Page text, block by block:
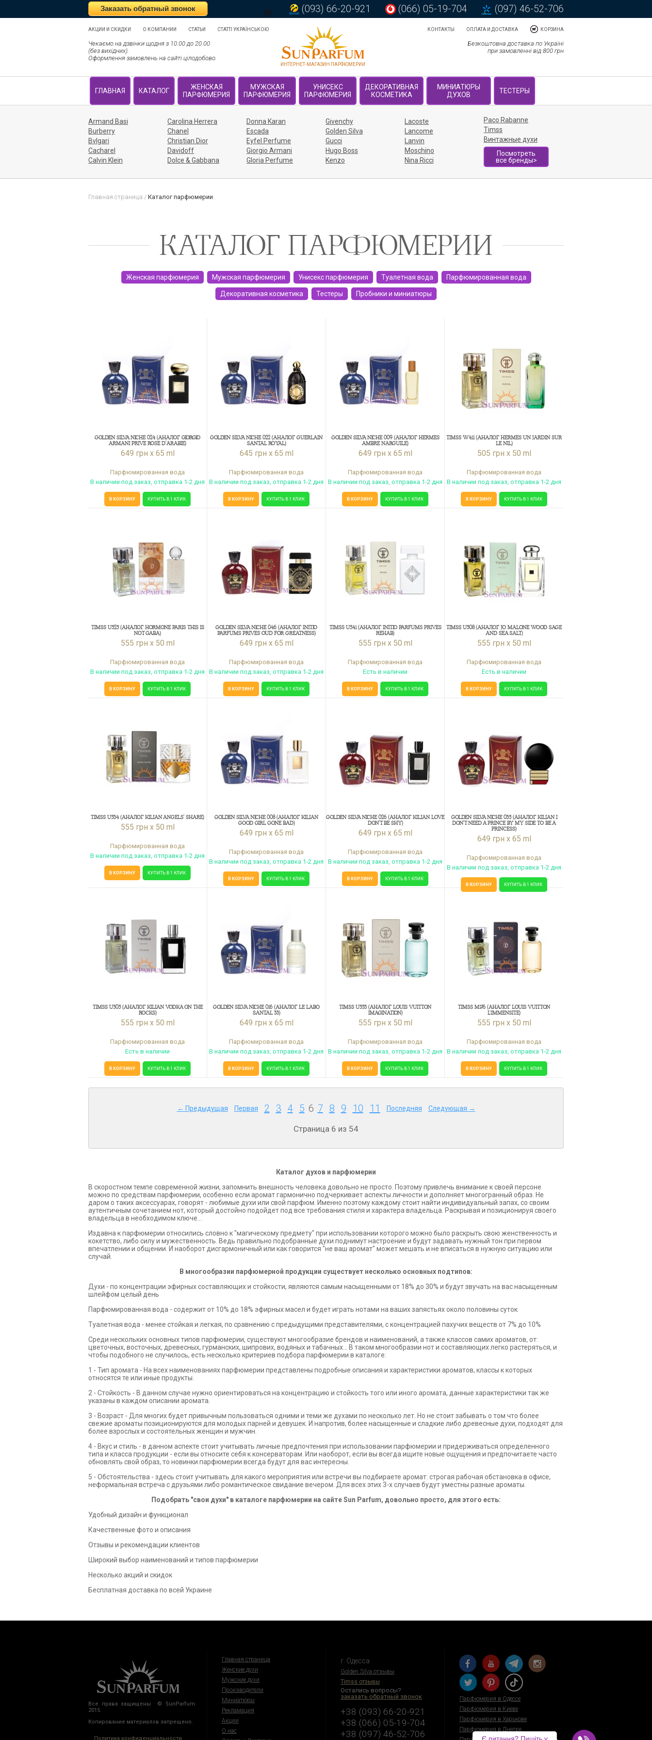
Заказать обратный звонок (093) 66-20-921 (066) 05-19-704 (097) 46-52-706
ИНТЕРНЕТ-МАГАЗИН ПАРФЮМЕРИИ
АКЦИИ И СКИДКИ О КОМПАНИИ СТАТЬИ СТАТТІ УКРАЇНСЬКОЮ
Чекаємо на дзвінки щодня з 10.00 до 20.00
(без вихідних).
Оформлення замовлень на сайті цілодобово.
КОНТАКТЫ ОПЛАТА И ДОСТАВКА КОРЗИНА
Безкоштовна доставка по Україні
при замовленні від 800 грн
ГЛАВНАЯ КАТАЛОГ
ЖЕНСКАЯ
ПАРФЮМЕРИЯ
МУЖСКАЯ
ПАРФЮМЕРИЯ
УНИСЕКС
ПАРФЮМЕРИЯ
ДЕКОРАТИВНАЯ
КОСМЕТИКА
МИНИАТЮРЫ
ДУХОВ
ТЕСТЕРЫ
Armand Basi
Burberry
Bvlgari
Cacharel
Calvin Klein
Carolina Herrera
Chanel
Christian Dior
Davidoff
Dolce & Gabbana
Donna Karan
Escada
Eyfel Perfume
Giorgio Armani
Gloria Perfume
Givenchy
Golden Silva
Gucci
Hugo Boss
Kenzo
Lacoste
Lancome
Lanvin
Moschino
Nina Ricci
Paco Rabanne
Timss
Винтажные духи
Посмотреть
все бренды>
Главная страница / Каталог парфюмерии
КАТАЛОГ ПАРФЮМЕРИИ
Женская парфюмерия Мужская парфюмерия Унисекс парфюмерия Туалетная вода Парфюмированная вода
Декоративная косметика Тестеры Пробники и миниатюры
GOLDEN SILVA NICHE 024 (АНАЛОГ GIORGIO
ARMANI PRIVE ROSE D'ARABIE)
649 грн x 65 ml
Парфюмированная вода
В наличии под заказ, отправка 1-2 дня
В КОРЗИНУ КУПИТЬ В 1 КЛИК
GOLDEN SILVA NICHE 022 (АНАЛОГ GUERLAIN
SANTAL ROYAL)
645 грн x 65 ml
Парфюмированная вода
В наличии под заказ, отправка 1-2 дня
В КОРЗИНУ КУПИТЬ В 1 КЛИК
GOLDEN SILVA NICHE 009 (АНАЛОГ HERMES
AMBRE NARGUILE)
649 грн x 65 ml
Парфюмированная вода
В наличии под заказ, отправка 1-2 дня
В КОРЗИНУ КУПИТЬ В 1 КЛИК
TIMSS W411 (АНАЛОГ HERMES UN JARDIN SUR
LE NIL)
505 грн x 50 ml
Парфюмированная вода
В наличии под заказ, отправка 1-2 дня
В КОРЗИНУ КУПИТЬ В 1 КЛИК
TIMSS U525 (АНАЛОГ HORMONE PARIS THIS IS
NOT GABA)
555 грн x 50 ml
Парфюмированная вода
В наличии под заказ, отправка 1-2 дня
В КОРЗИНУ КУПИТЬ В 1 КЛИК
GOLDEN SILVA NICHE 046 (АНАЛОГ INITIO
PARFUMS PRIVES OUD FOR GREATNESS)
649 грн x 65 ml
Парфюмированная вода
В наличии под заказ, отправка 1-2 дня
В КОРЗИНУ КУПИТЬ В 1 КЛИК
TIMSS U541 (АНАЛОГ INITIO PARFUMS PRIVES
REHAB)
555 грн x 50 ml
Парфюмированная вода
Есть в наличии
В КОРЗИНУ КУПИТЬ В 1 КЛИК
TIMSS U508 (АНАЛОГ JO MALONE WOOD SAGE
AND SEA SALT)
555 грн x 50 ml
Парфюмированная вода
Есть в наличии
В КОРЗИНУ КУПИТЬ В 1 КЛИК
TIMSS U534 (АНАЛОГ KILIAN ANGELS' SHARE)
555 грн x 50 ml
Парфюмированная вода
В наличии под заказ, отправка 1-2 дня
В КОРЗИНУ КУПИТЬ В 1 КЛИК
GOLDEN SILVA NICHE 008 (АНАЛОГ KILIAN
GOOD GIRL GONE BAD)
649 грн x 65 ml
Парфюмированная вода
В наличии под заказ, отправка 1-2 дня
В КОРЗИНУ КУПИТЬ В 1 КЛИК
GOLDEN SILVA NICHE 026 (АНАЛОГ KILIAN LOVE
DON'T BE SHY)
649 грн x 65 ml
Парфюмированная вода
В наличии под заказ, отправка 1-2 дня
В КОРЗИНУ КУПИТЬ В 1 КЛИК
GOLDEN SILVA NICHE 035 (АНАЛОГ KILIAN I
DON'T NEED A PRINCE BY MY SIDE TO BE A
PRINCESS)
649 грн x 65 ml
Парфюмированная вода
В наличии под заказ, отправка 1-2 дня
В КОРЗИНУ КУПИТЬ В 1 КЛИК
TIMSS U505 (АНАЛОГ KILIAN VODKA ON THE
ROCKS)
555 грн x 50 ml
Парфюмированная вода
Есть в наличии
В КОРЗИНУ КУПИТЬ В 1 КЛИК
GOLDEN SILVA NICHE 016 (АНАЛОГ LE LABO
SANTAL 33)
649 грн x 65 ml
Парфюмированная вода
В наличии под заказ, отправка 1-2 дня
В КОРЗИНУ КУПИТЬ В 1 КЛИК
TIMSS U553 (АНАЛОГ LOUIS VUITTON
IMAGINATION)
555 грн x 50 ml
Парфюмированная вода
В наличии под заказ, отправка 1-2 дня
В КОРЗИНУ КУПИТЬ В 1 КЛИК
TIMSS M176 (АНАЛОГ LOUIS VUITTON
L’IMMENSITE)
555 грн x 50 ml
Парфюмированная вода
В наличии под заказ, отправка 1-2 дня
В КОРЗИНУ КУПИТЬ В 1 КЛИК
← Предыдущая Первая 2 3 4 5 6 7 8 9 10 11 Последняя Следующая →
Страница 6 из 54
Каталог духов и парфюмерии
В скоростном темпе современной жизни, запомнить внешность человека довольно не просто. Поэтому привлечь внимание к своей персоне
можно по средствам парфюмерии, особенно если аромат гармонично подчеркивает аспекты личности и дополняет многогранный образ. Не
даром о таких аксессуарах, говорят - любимые духи или свой парфюм. Именно поэтому каждому стоит найти индивидуальный запах, со своим
аутентичным сочетанием нот, который достойно подойдет под все требования стиля и характера владельца. Раскрывая и позиционируя своего
владельца в необходимом ключе...
Издавна к парфюмерии относились словно к "магическому предмету" при использовании которого можно было раскрыть свою женственность и
кокетство, либо силу и мужественность. Ведь правильно подобранные духи поднимут настроение и будут задавать нужный тон при первом
впечатлении и общении. И наоборот дисгармоничный или как говорится "не ваш аромат" может мешать и не вписаться в нужную ситуацию или
случай.
В многообразии парфюмерной продукции существует несколько основных подтипов:
Духи - по концентрации эфирных составляющих и стойкости, являются самым насыщенными от 18% до 30% и будут звучать на вас насыщенным
шлейфом целый день
Парфюмированная вода - содержит от 10% до 18% эфирных масел и будет играть нотами на ваших запястьях около половины суток
Туалетная вода - менее стойкая и легкая, по сравнению с предыдущими представителями, с концентрацией пахучих веществ от 7% до 10%
Среди нескольких основных типов парфюмерии, существуют многообразие брендов и наименований, а также классов самих ароматов, от:
цветочных, восточных, древесных, гурманских, шипрових, водяных и табачных... В таком многообразии нот и составляющих легко растеряться, и
чтобы подобного не случилось, есть несколько критериев подбора парфюмерии в каталоге:
1 - Тип аромата - На всех наименованиях парфюмерии представлены подробные описания и характеристики ароматов, классы к которых
относятся те или иные продукты.
2 - Стойкость - В данном случае нужно ориентироваться на концентрацию и стойкость того или иного аромата, данные характеристики так же
указаны в каждом описании аромата.
3 - Возраст - Для многих будет привычным пользоваться одними и теми же духами по несколько лет. Но не стоит забывать о том что более
свежие ароматы позиционируются для молодых парней и девушек. И напротив, более насыщенные и сладкие либо древесные духи, подходят для
более взрослых и состоятельных женщин и мужчин.
4 - Вкус и стиль - в данном аспекте стоит учитывать личные предпочтения при использовании парфюмерии и придерживаться определенного
типа и класса продукции - если вы относите себя к консерваторам. Или наоборот, если вы всегда ищите новые ощущения и предпочитаете часто
обновлять свой образ, то новинки парфюмерии всегда будут для вас интересны.
5 - Обстоятельства - здесь стоит учитывать для какого мероприятия или встречи вы подбираете аромат: строгая рабочая обстановка в офисе,
неформальная встреча с друзьями либо романтическое свидание вечером. Для всех этих 3-х случаев будут уместны разные ароматы.
Подобрать "свои духи" в каталоге парфюмерии на сайте Sun Parfum, довольно просто, для этого есть:
Удобный дизайн и функционал
Качественные фото и описания
Отзывы и рекомендации клиентов
Широкий выбор наименований и типов парфюмерии
Несколько акций и скидок
Бесплатная доставка по всей Украине
Все права защищены © SunParfum
2015.
Копирование материалов запрещено.
Политика конфиденциальности
Главная страница
Женские духи
Мужские духи
Производители
Миниатюры
Рекламация
Акции
О нас
г. Одесса
Golden Silva отзывы
Timss отзывы
Остались вопросы?
заказать обратный звонок
+38 (093) 66-20-921
+38 (066) 05-19-704
+38 (097) 46-52-706
Парфюмерия в Одессе
Парфюмерия в Киеве
Парфюмерия в Харькове
Парфюмерия в Днепре